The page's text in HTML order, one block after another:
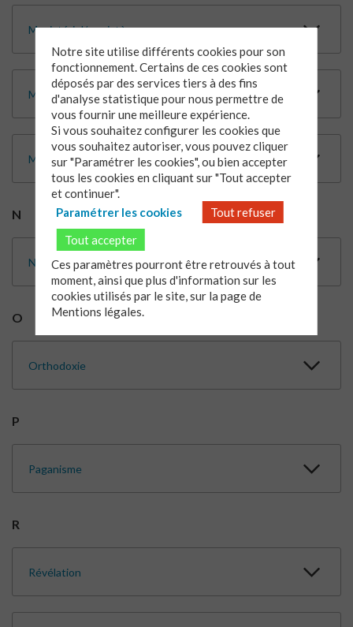
Magistériel/magistère
Monoparentalité
Mythe/Mythologie
N
Norme
O
Orthodoxie
P
Paganisme
R
Révélation
Notre site utilise différents cookies pour son
fonctionnement. Certains de ces cookies sont
déposés par des services tiers à des fins
d'analyse statistique pour nous permettre de
vous fournir une meilleure expérience.
Si vous souhaitez configurer les cookies que
vous souhaitez autoriser, vous pouvez cliquer
sur "Paramétrer les cookies", ou bien accepter
tous les cookies en cliquant sur "Tout accepter
et continuer".
Paramétrer les cookies
Tout refuser
Tout accepter
Ces paramètres pourront être retrouvés à tout
moment, ainsi que plus d'information sur les
cookies utilisés par le site, sur la page de
Mentions légales.